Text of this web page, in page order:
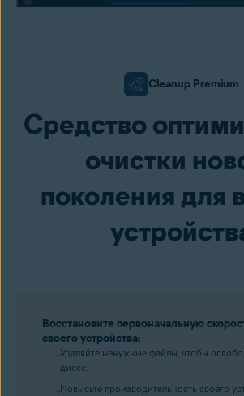
Cleanup Premium
Средство
очистки
поколения для
Восстановите первоначальную
своего устройства:
Удаляйте ненужные файлы, чтобы
диске.
Повысьте производительность своего